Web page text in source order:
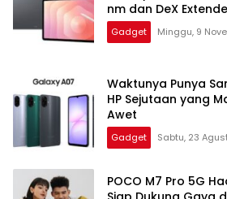
nm dan DeX
Gadget Minggu, 9
Waktunya Punya
HP Sejutaan yang
Gadget Sabtu, 23
POCO M7 Pro 5G